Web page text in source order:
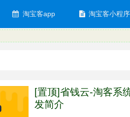
淘宝客app 淘宝客小程序
[置顶]省钱云-淘客系
发简介